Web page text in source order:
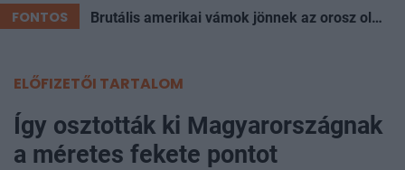
FONTOS Brutális amerikai vámok jönnek az orosz olaj miatt, Magyarország is aggódhat
ELŐFIZETŐI TARTALOM
Így osztották ki Magyarországnak
a méretes fekete pontot